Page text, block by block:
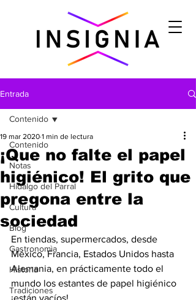
Entrada
Contenido
Notas
Hidalgo del Parral
Cultura
Blog
Gastronomìa
Historia
Tradiciones
Contenido
¡Que no falte el papel
higiénico! El grito que
pregona entre la
sociedad
19 mar 2020 1 min de lectura
En tiendas, supermercados, desde
México, Francia, Estados Unidos hasta
Alemania, en prácticamente todo el
mundo los estantes de papel higiénico
¡están vacíos!